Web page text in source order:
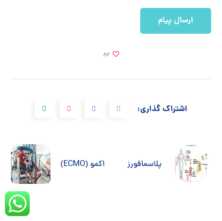
82
اشتراک گذاری:
پلاسمافورز اکمو (ECMO)